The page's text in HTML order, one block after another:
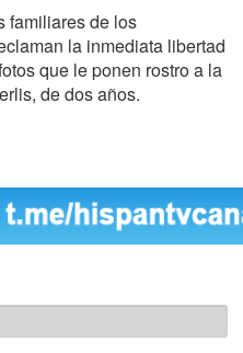
familiares de los
la inmediata libertad
que le ponen rostro a la
de dos años.